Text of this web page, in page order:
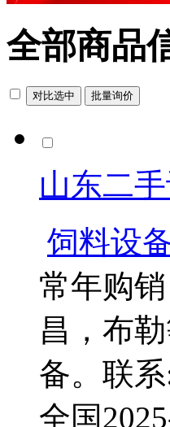
全部商品
山东二
饲料设
常年购
昌，布
备。联系
全国